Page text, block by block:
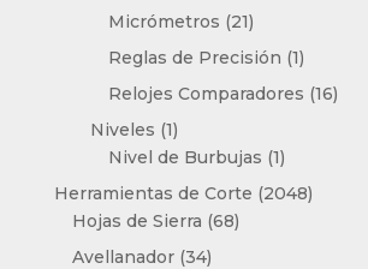
productos
Micrómetros 2121
productos
Reglas de Precisión 11
producto
Relojes Comparadores 1616
Niveles 11
producto
Nivel de Burbujas 11
producto
Herramientas de Corte 20482048
Hojas de Sierra 6868
Avellanador 3434